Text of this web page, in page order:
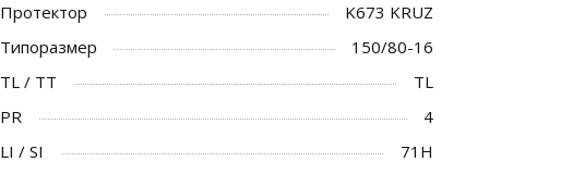
Протектор
K673 KRUZ
Типоразмер
150/80-16
TL / TT
TL
PR
4
LI / SI
71H